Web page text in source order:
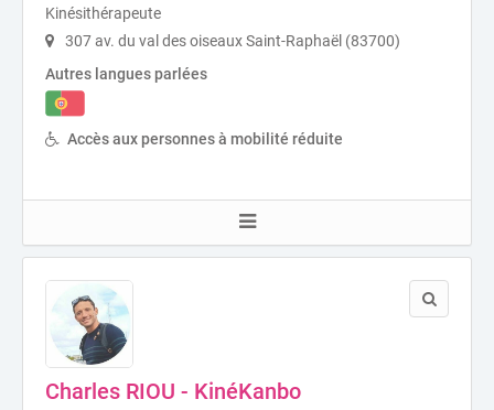
Kinésithérapeute
307 av. du val des oiseaux Saint-Raphaël (83700)
Autres langues parlées
Accès aux personnes à mobilité réduite
Charles RIOU - KinéKanbo